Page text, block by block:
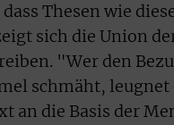
Thesen wie
sich die Union
"Wer den
schmäht,
an die Basis der